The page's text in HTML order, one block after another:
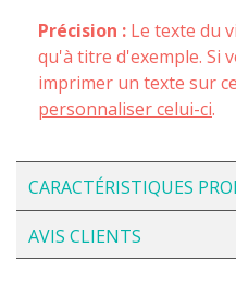
Précision : Le texte du
qu'à titre d'exemple. Si
imprimer un texte sur
personnaliser celui-ci.
CARACTÉRISTIQUES
AVIS CLIENTS